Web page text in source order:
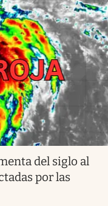
del siglo al
por las